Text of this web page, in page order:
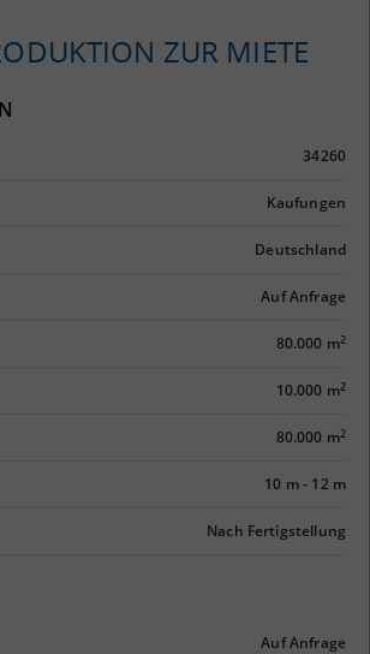
ZUR MIETE
34260
Kaufungen
Deutschland
Auf Anfrage
80.000 m2
10.000 m2
80.000 m2
10 m- 12 m
Nach Fertigstellung
Auf Anfrage